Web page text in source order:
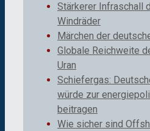
Stärkerer Infraschall
Windräder
Märchen der
Globale Reichweite
Uran
Schiefergas:
würde zur
beitragen
Wie sicher sind